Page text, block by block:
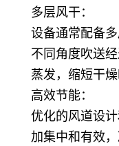
多层风干：
设备通常配备
不同角度吹送
蒸发，缩短干燥
高效节能：
优化的风道设
加集中和有效